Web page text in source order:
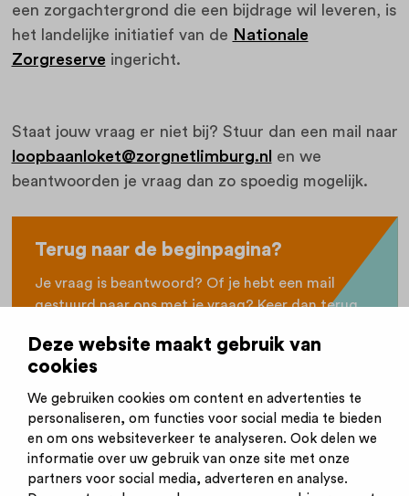
Deze website maakt gebruik van
cookies
We gebruiken cookies om content en advertenties te
personaliseren, om functies voor social media te bieden
en om ons websiteverkeer te analyseren. Ook delen we
informatie over uw gebruik van onze site met onze
partners voor social media, adverteren en analyse.
een zorgachtergrond die een bijdrage wil leveren, is
het landelijke initiatief van de Nationale
Zorgreserve ingericht.
Staat jouw vraag er niet bij? Stuur dan een mail naar
loopbaanloket@zorgnetlimburg.nl
en we
beantwoorden je vraag dan zo spoedig mogelijk.
Terug naar de beginpagina?
Je vraag is beantwoord? Of je hebt een mail
gestuurd naar ons met je vraag? Keer dan terug